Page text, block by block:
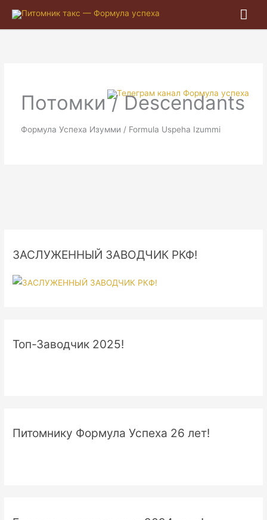
Потомки / Descendants
Формула Успеха Изумми / Formula Uspeha Izummi
ЗАСЛУЖЕННЫЙ ЗАВОДЧИК РКФ!
Топ-Заводчик 2025!
Питомнику Формула Успеха 26 лет!